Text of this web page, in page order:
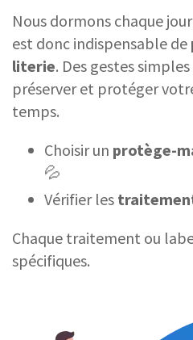
Nous dormons chaque
est donc indispensable de
literie. Des gestes
préserver et protéger
temps.
Choisir un protège-
💦
Vérifier les
Chaque traitement ou
spécifiques.